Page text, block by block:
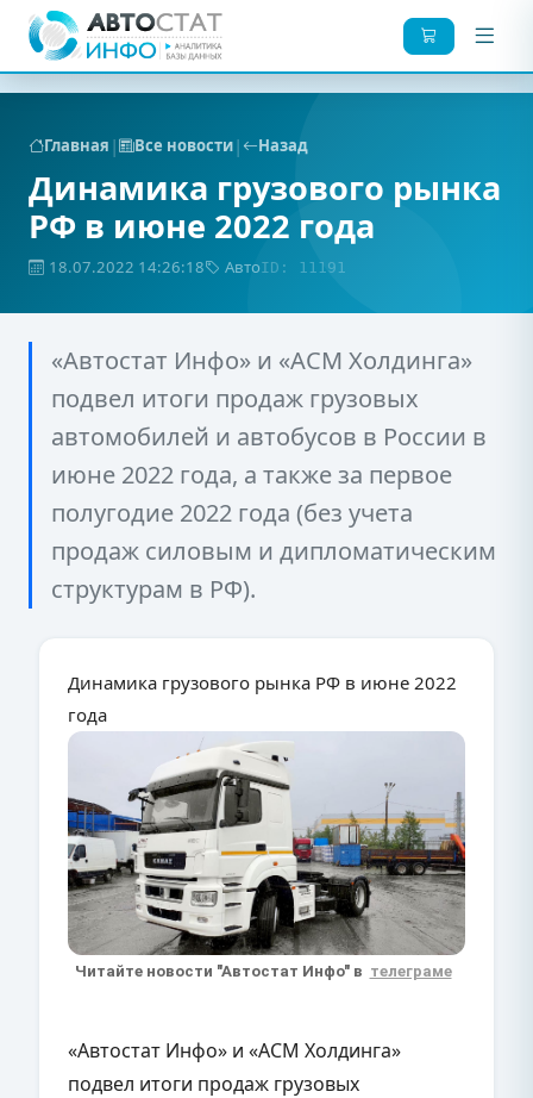
Главная | Все новости| Назад
Динамика грузового рынка
РФ в июне 2022 года
18.07.2022 14:26:18 АвтоID: 11191
«Автостат Инфо» и «АСМ Холдинга»
подвел итоги продаж грузовых
автомобилей и автобусов в России в
июне 2022 года, а также за первое
полугодие 2022 года (без учета
продаж силовым и дипломатическим
структурам в РФ).
Динамика грузового рынка РФ в июне 2022
года
Читайте новости "Автостат Инфо" в телеграме
«Автостат Инфо» и «АСМ Холдинга»
подвел итоги продаж грузовых